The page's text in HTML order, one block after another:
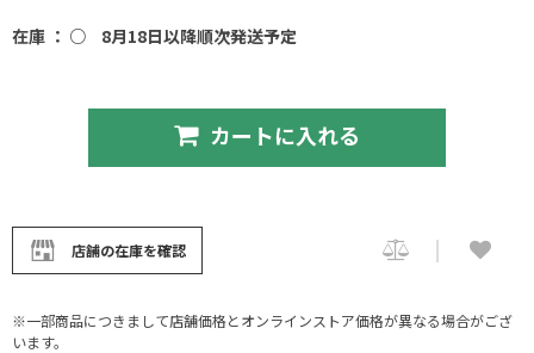
在庫 ： ○ 8月18日以降順次発送予定
カートに入れる
店舗の在庫を確認
※一部商品につきまして店舗価格とオンラインストア価格が異なる場合がござ
います。